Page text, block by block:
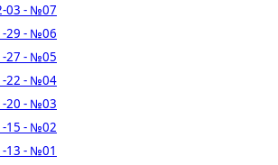
03 - №07
29 - №06
27 - №05
22 - №04
20 - №03
15 - №02
13 - №01